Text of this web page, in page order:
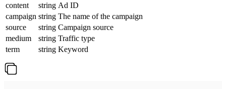
content
string Ad ID
campaign string The name of the campaign
source
string Campaign source
medium
string Traffic type
term
string Keyword